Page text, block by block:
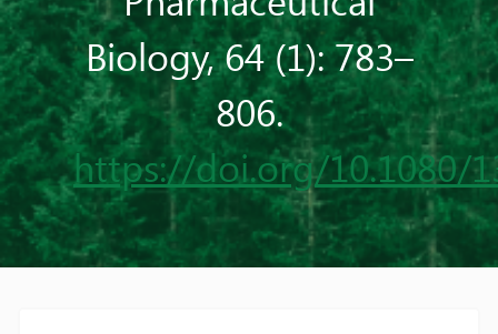
Biology, 64 (1): 783–
806.
https://doi.org/10.1080/